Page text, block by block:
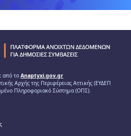
από το Anaptyxi.gov.gr
Αρχής της Περιφέρειας Αττικής (ΕΥΔΕΠ
Πληροφοριακό Σύστημα (ΟΠΣ).